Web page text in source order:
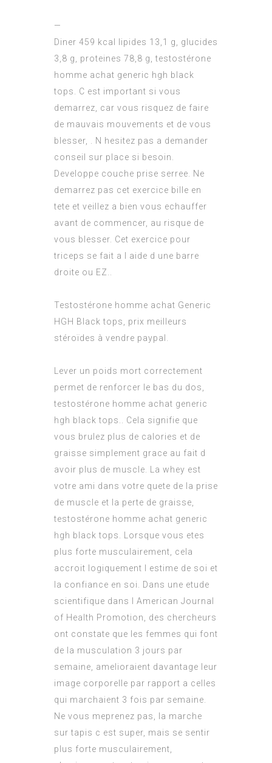
—
Diner 459 kcal lipides 13,1 g, glucides
3,8 g, proteines 78,8 g, testostérone
homme achat generic hgh black
tops. C est important si vous
demarrez, car vous risquez de faire
de mauvais mouvements et de vous
blesser, . N hesitez pas a demander
conseil sur place si besoin.
Developpe couche prise serree. Ne
demarrez pas cet exercice bille en
tete et veillez a bien vous echauffer
avant de commencer, au risque de
vous blesser. Cet exercice pour
triceps se fait a l aide d une barre
droite ou EZ..
Testostérone homme achat Generic
HGH Black tops, prix meilleurs
stéroïdes à vendre paypal.
Lever un poids mort correctement
permet de renforcer le bas du dos,
testostérone homme achat generic
hgh black tops.. Cela signifie que
vous brulez plus de calories et de
graisse simplement grace au fait d
avoir plus de muscle. La whey est
votre ami dans votre quete de la prise
de muscle et la perte de graisse,
testostérone homme achat generic
hgh black tops. Lorsque vous etes
plus forte musculairement, cela
accroit logiquement l estime de soi et
la confiance en soi. Dans une etude
scientifique dans l American Journal
of Health Promotion, des chercheurs
ont constate que les femmes qui font
de la musculation 3 jours par
semaine, amelioraient davantage leur
image corporelle par rapport a celles
qui marchaient 3 fois par semaine.
Ne vous meprenez pas, la marche
sur tapis c est super, mais se sentir
plus forte musculairement,